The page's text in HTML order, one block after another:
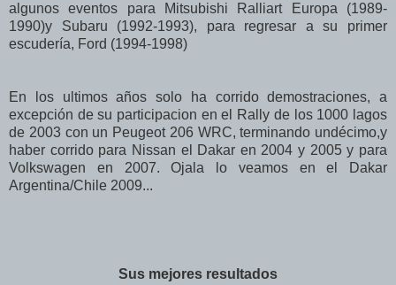
algunos eventos para Mitsubishi Ralliart Europa (1989-
1990)y Subaru (1992-1993), para regresar a su primer
escudería, Ford (1994-1998)
En los ultimos años solo ha corrido demostraciones, a
excepción de su participacion en el Rally de los 1000 lagos
de 2003 con un Peugeot 206 WRC, terminando undécimo,y
haber corrido para Nissan el Dakar en 2004 y 2005 y para
Volkswagen en 2007. Ojala lo veamos en el Dakar
Argentina/Chile 2009...
Sus mejores resultados